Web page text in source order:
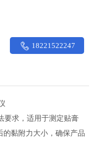
18221522247
要求，适用于测定贴膏
的‌黏附力大小‌，确保产品